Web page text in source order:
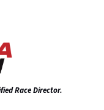
Race Director.